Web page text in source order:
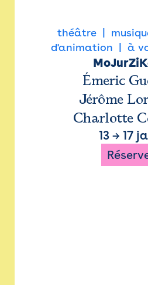
théâtre
d'animation
à
Émeric
Jérôme
Charlotte
13→ 17